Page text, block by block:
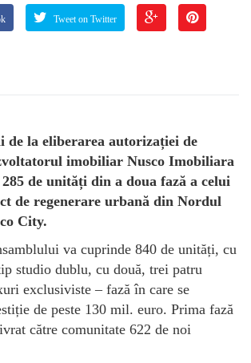
Tweet on Twitter
la eliberarea autorizației de
imobiliar Nusco Imobiliara
de unități din a doua fază a celui
de regenerare urbană din Nordul
City.
va cuprinde 840 de unități, cu
studio dublu, cu două, trei patru
exclusiviste – fază în care se
de peste 130 mil. euro. Prima fază
către comunitate 622 de noi